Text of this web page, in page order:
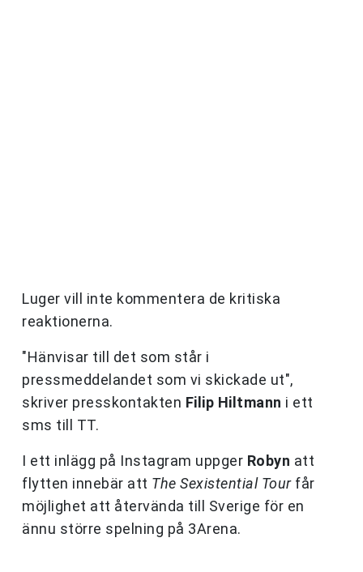
Luger vill inte kommentera de kritiska
reaktionerna.
"Hänvisar till det som står i
pressmeddelandet som vi skickade ut",
skriver presskontakten Filip Hiltmann i ett
sms till TT.
I ett inlägg på Instagram uppger Robyn att
flytten innebär att The Sexistential Tourfår
möjlighet att återvända till Sverige för en
ännu större spelning på 3Arena.